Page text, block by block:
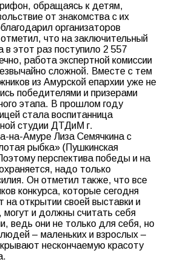
обращаясь к детям,
от знакомства с их
организаторов
что на заключительный
в этот раз поступило 2 557
работа экспертной комиссии
сложной. Вместе с тем
из Амурской епархии уже не
победителями и призерами
этапа. В прошлом году
стала воспитанница
студии ДТДиМ г.
на-Амуре Лиза Семячкина с
рыбка» (Пушкинская
перспектива победы и на
надо только
Он отметил также, что все
конкурса, которые сегодня
на открытии своей выставки и
могут и должны считать себя
ведь они не только для себя, но
– маленьких и взрослых –
нескончаемую красоту